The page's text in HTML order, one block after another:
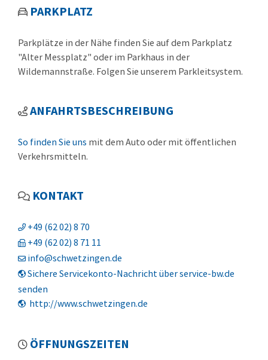
PARKPLATZ
Parkplätze in der Nähe finden Sie auf dem Parkplatz
"Alter Messplatz" oder im Parkhaus in der
Wildemannstraße. Folgen Sie unserem Parkleitsystem.
ANFAHRTSBESCHREIBUNG
So finden Sie uns mit dem Auto oder mit öffentlichen
Verkehrsmitteln.
KONTAKT
+49 (6202) 8 70
+49 (6202) 8 71 11
info@schwetzingen.de
Sichere Servicekonto-Nachricht über service-bw.de
senden
http://www.schwetzingen.de
ÖFFNUNGSZEITEN